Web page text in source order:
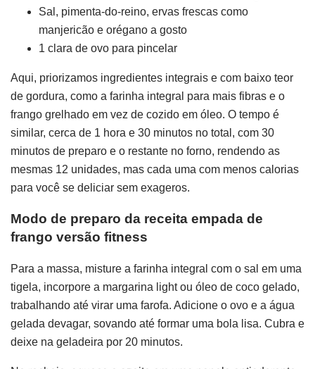
Sal, pimenta-do-reino, ervas frescas como
manjericão e orégano a gosto
1 clara de ovo para pincelar
Aqui, priorizamos ingredientes integrais e com baixo teor
de gordura, como a farinha integral para mais fibras e o
frango grelhado em vez de cozido em óleo. O tempo é
similar, cerca de 1 hora e 30 minutos no total, com 30
minutos de preparo e o restante no forno, rendendo as
mesmas 12 unidades, mas cada uma com menos calorias
para você se deliciar sem exageros.
Modo de preparo da receita empada de
frango versão fitness
Para a massa, misture a farinha integral com o sal em uma
tigela, incorpore a margarina light ou óleo de coco gelado,
trabalhando até virar uma farofa. Adicione o ovo e a água
gelada devagar, sovando até formar uma bola lisa. Cubra e
deixe na geladeira por 20 minutos.